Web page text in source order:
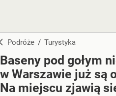
Podróże / Turystyka
Baseny pod gołym
w Warszawie już są
Na miejscu zjawią